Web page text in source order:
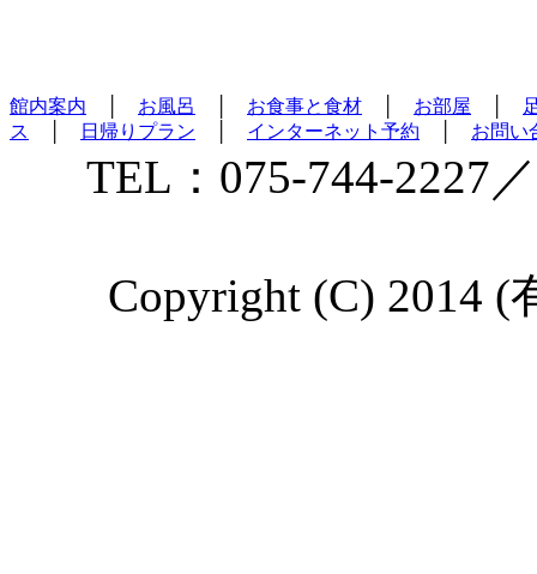
館内案内 お風呂 お食事と食材 お部屋
ス
日帰りプラン インターネット予約 お問い
TEL：075-744-2227
Copyright (C) 2014 (